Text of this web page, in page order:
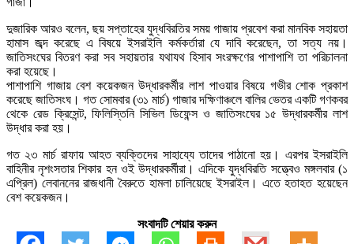
দুজারিক আরও বলেন, ছয় সপ্তাহের যুদ্ধবিরতির সময় গাজায় প্রবেশ করা মানবিক সহায়তা
হামাস জব্দ করেছে এ বিষয়ে ইসরাইলি কর্মকর্তারা যে দাবি করেছেন, তা সত্য নয়।
জাতিসংঘের বিতরণ করা সব সহায়তার যথাযথ হিসাব সংরক্ষণের পাশাপাশি তা পরিচালনা
করা হয়েছে।
পাশাপাশি গাজায় বেশ কয়েকজন উদ্ধারকর্মীর লাশ পাওয়ার বিষয়ে গভীর শোক প্রকাশ
করেছে জাতিসংঘ। গত সোমবার (৩১ মার্চ) গাজার দক্ষিণাঞ্চলে বালির ভেতর একটি গণকবর
থেকে রেড ক্রিসেন্ট, ফিলিস্তিনি সিভিল ডিফেন্স ও জাতিসংঘের ১৫ উদ্ধারকর্মীর লাশ
উদ্ধার করা হয়।
গত ২৩ মার্চ রাফায় আহত ব্যক্তিদের সাহায্যে তাদের পাঠানো হয়। এরপর ইসরাইলি
বাহিনীর নৃশংসতার শিকার হন ওই উদ্ধারকর্মীরা। এদিকে যুদ্ধবিরতি সত্ত্বেও মঙ্গলবার (১
এপ্রিল) লেবাননের রাজধানী বৈরুতে হামলা চালিয়েছে ইসরাইল। এতে হতাহত হয়েছেন
বেশ কয়েকজন।
সংবাদটি শেয়ার করুন